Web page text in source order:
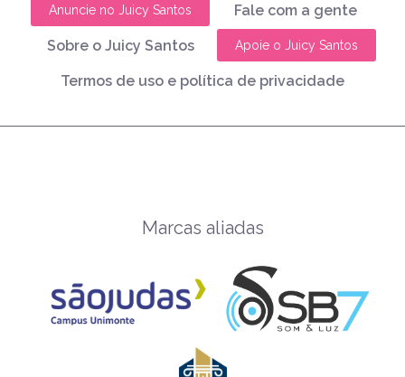
Anuncie no Juicy Santos Fale com a gente
Sobre o Juicy Santos Apoie o Juicy Santos
Termos de uso e política de privacidade
Marcas aliadas